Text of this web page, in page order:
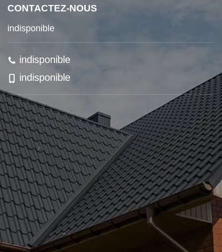
CONTACTEZ-NOUS
indisponible
indisponible
indisponible